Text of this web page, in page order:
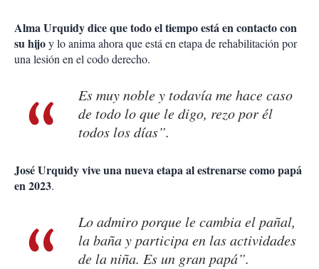
Alma Urquidy dice que todo el tiempo está en contacto con
su hijoy lo anima ahora que está en etapa de rehabilitación por
una lesión en el codo derecho.
Es muy noble y todavía me hace caso
de todo lo que le digo, rezo por él
todos los días”.
José Urquidy vive una nueva etapa al estrenarse como papá
en 2023.
Lo admiro porque le cambia el pañal,
la baña y participa en las actividades
de la niña. Es un gran papá”.